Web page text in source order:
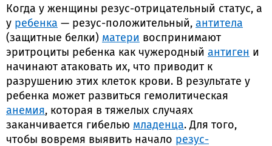
Когда у женщины резус-отрицательный статус, а
у ребенка — резус-положительный, антитела
(защитные белки) матери воспринимают
эритроциты ребенка как чужеродный антиген и
начинают атаковать их, что приводит к
разрушению этих клеток крови. В результате у
ребенка может развиться гемолитическая
анемия, которая в тяжелых случаях
заканчивается гибелью младенца. Для того,
чтобы вовремя выявить начало резус-